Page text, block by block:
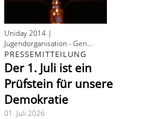
Uniday 2014 |
Jugendorganisation - Gen...
PRESSEMITTEILUNG
Der 1. Juli ist ein
Prüfstein für unsere
Demokratie
01. Juli 2026